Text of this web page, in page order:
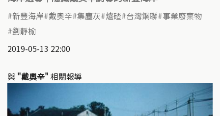
新豐海岸 戴奧辛 集塵灰 爐碴 台灣鋼聯 事業廢棄物
劉靜榆
2019-05-13 22:00
與 "戴奧辛" 相關報導